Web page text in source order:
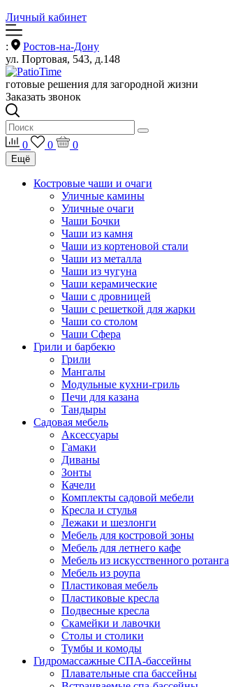
Личный кабинет
:
Ростов-на-Дону
ул. Портовая, 543, д.148
готовые решения для загородной жизни
Заказать звонок
0 0 0
Ещё
Костровые чаши и очаги
Уличные камины
Уличные очаги
Чаши Бочки
Чаши из камня
Чаши из кортеновой стали
Чаши из металла
Чаши из чугуна
Чаши керамические
Чаши с дровницей
Чаши с решеткой для жарки
Чаши со столом
Чаши Сфера
Грили и барбекю
Грили
Мангалы
Модульные кухни-гриль
Печи для казана
Тандыры
Садовая мебель
Аксессуары
Гамаки
Диваны
Зонты
Качели
Комплекты садовой мебели
Кресла и стулья
Лежаки и шезлонги
Мебель для костровой зоны
Мебель для летнего кафе
Мебель из искусственного ротанга
Мебель из роупа
Пластиковая мебель
Пластиковые кресла
Подвесные кресла
Скамейки и лавочки
Столы и столики
Тумбы и комоды
Гидромассажные СПА-бассейны
Плавательные спа бассейны